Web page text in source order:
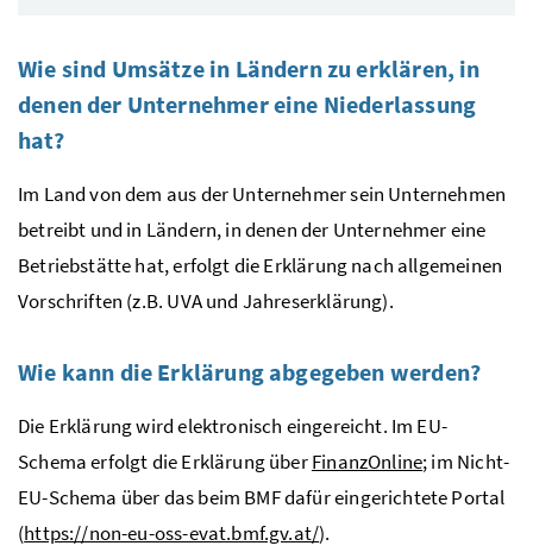
Wie sind Umsätze in Ländern zu erklären, in
denen der Unternehmer eine Niederlassung
hat?
Im Land von dem aus der Unternehmer sein Unternehmen
betreibt und in Ländern, in denen der Unternehmer eine
Betriebstätte hat, erfolgt die Erklärung nach allgemeinen
Vorschriften (z.B. UVAund Jahreserklärung).
Wie kann die Erklärung abgegeben werden?
Die Erklärung wird elektronisch eingereicht. Im EU-
Schema erfolgt die Erklärung überFinanzOnline; im Nicht-
EU-Schema über das beim BMFdafür eingerichtete Portal
(https://non-eu-oss-evat.bmf.gv.at/).